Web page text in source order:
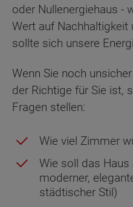
oder Nullenergiehaus -
Wert auf Nachhaltigkeit
sollte sich unsere
Wenn Sie noch
der Richtige für Sie ist,
Fragen stellen:
Wie viel Zimmer
Wie soll das Haus
moderner,
städtischer Stil)